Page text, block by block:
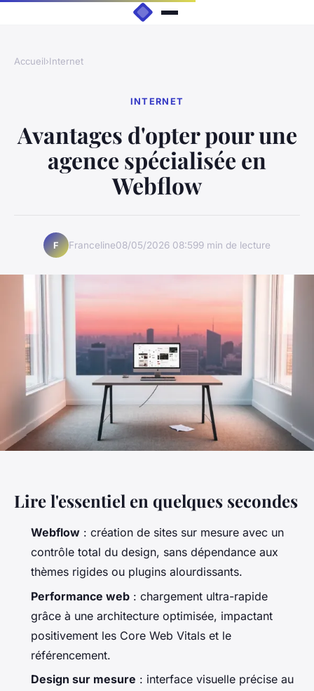
Accueil›Internet
INTERNET
Avantages d'opter pour une
agence spécialisée en
Webflow
F Franceline08/05/2026 08:599 min de lecture
Lire l'essentiel en quelques secondes
Webflow : création de sites sur mesure avec un
contrôle total du design, sans dépendance aux
thèmes rigides ou plugins alourdissants.
Performance web : chargement ultra-rapide
grâce à une architecture optimisée, impactant
positivement les Core Web Vitals et le
référencement.
Design sur mesure : interface visuelle précise au